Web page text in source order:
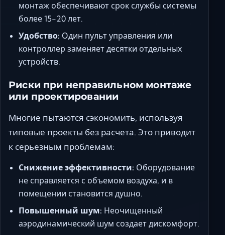
монтаж обеспечивают срок службы системы
более 15-20 лет.
Удобство: Один пульт управления или
контроллер заменяет десятки отдельных
устройств.
Риски при неправильном монтаже
или проектировании
Многие пытаются сэкономить, используя
типовые проекты без расчета. Это приводит
к серьезным проблемам:
Снижение эффективности: Оборудование
не справляется с объемом воздуха, и в
помещении становится душно.
Повышенный шум: Неочищенный
аэродинамический шум создает дискомфорт.